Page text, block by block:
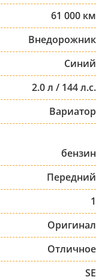
61 000 км
Внедорожник
Синий
2.0 л / 144 л.с.
Вариатор
бензин
Передний
1
Оригинал
Отличное
SE